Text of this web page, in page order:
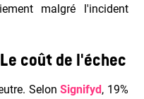
malgré l'incident
coût de l'échec
SelonSignifyd, 19%